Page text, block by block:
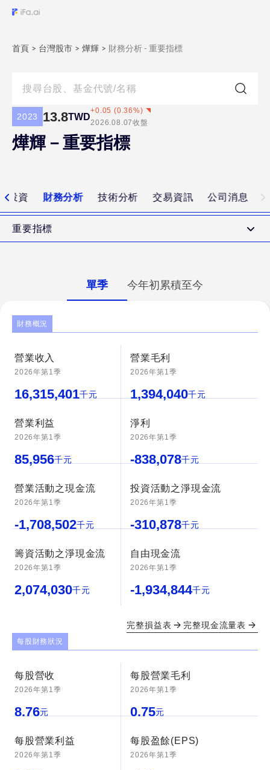
首頁 > 台灣股市 > 燁輝 > 財務分析 - 重要指標
2023 13.8TWD
+0.05 (0.36%)
2026.08.07收盤
燁輝－重要指標
投資 財務分析 技術分析 交易資訊 公司消息
重要指標
單季 今年初累積至今
財務概況
營業收入
2026年第1季
16,315,401千元
營業毛利
2026年第1季
1,394,040千元
營業利益
2026年第1季
85,956千元
淨利
2026年第1季
-838,078千元
營業活動之現金流
2026年第1季
-1,708,502千元
投資活動之淨現金流
2026年第1季
-310,878千元
籌資活動之淨現金流
2026年第1季
2,074,030千元
自由現金流
2026年第1季
-1,934,844千元
完整損益表 完整現金流量表
每股財務狀況
每股營收
2026年第1季
8.76元
每股營業毛利
2026年第1季
0.75元
每股營業利益
2026年第1季
每股盈餘(EPS)
2026年第1季